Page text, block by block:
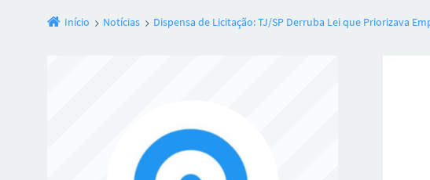
Início Notícias Dispensa de Licitação: TJ/SP Derruba Lei que Priorizava